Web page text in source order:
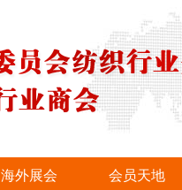
海外展会 会员天地